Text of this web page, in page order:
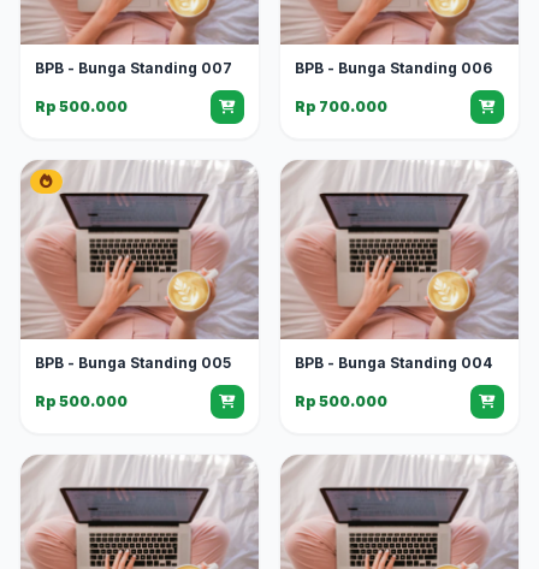
BPB - Bunga Standing 007
Rp 500.000
BPB - Bunga Standing 006
Rp 700.000
BPB - Bunga Standing 005
Rp 500.000
BPB - Bunga Standing 004
Rp 500.000